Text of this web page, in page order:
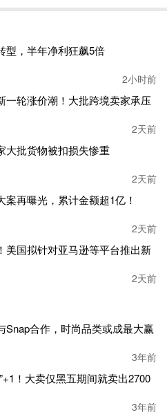
到29日，工资正常发，关键是
铺。
多运营羡慕不已。一位运营表
理店铺的事情，对于这种完全
羡慕了，不用管理店铺才叫真
店铺，感觉就没真正意义上休
慨。
广州一跨境公司发布了春节放
1月21日（周六）-1月25日（周
不满。“还有比我们公司更坑的
就少得可怜，春节才放5天，
班了。路上来回两天，放假只
来得更早。
月1日就开始放假了，直到2月1日
间都在这前后，同时年关接近
住这几天时间尽快备货及储备
型，半年净利狂飙5倍
2小时前
一轮涨价潮！大批跨境卖家承压
2天前
大批货物被扣损失惨重
2天前
案再曝光，累计金额超1亿！
2天前
美国拟针对亚马逊等平台推出新
2天前
Snap合作，时尚品类或成最大赢
3年前
！大卖仅黑五期间就卖出2700
3年前